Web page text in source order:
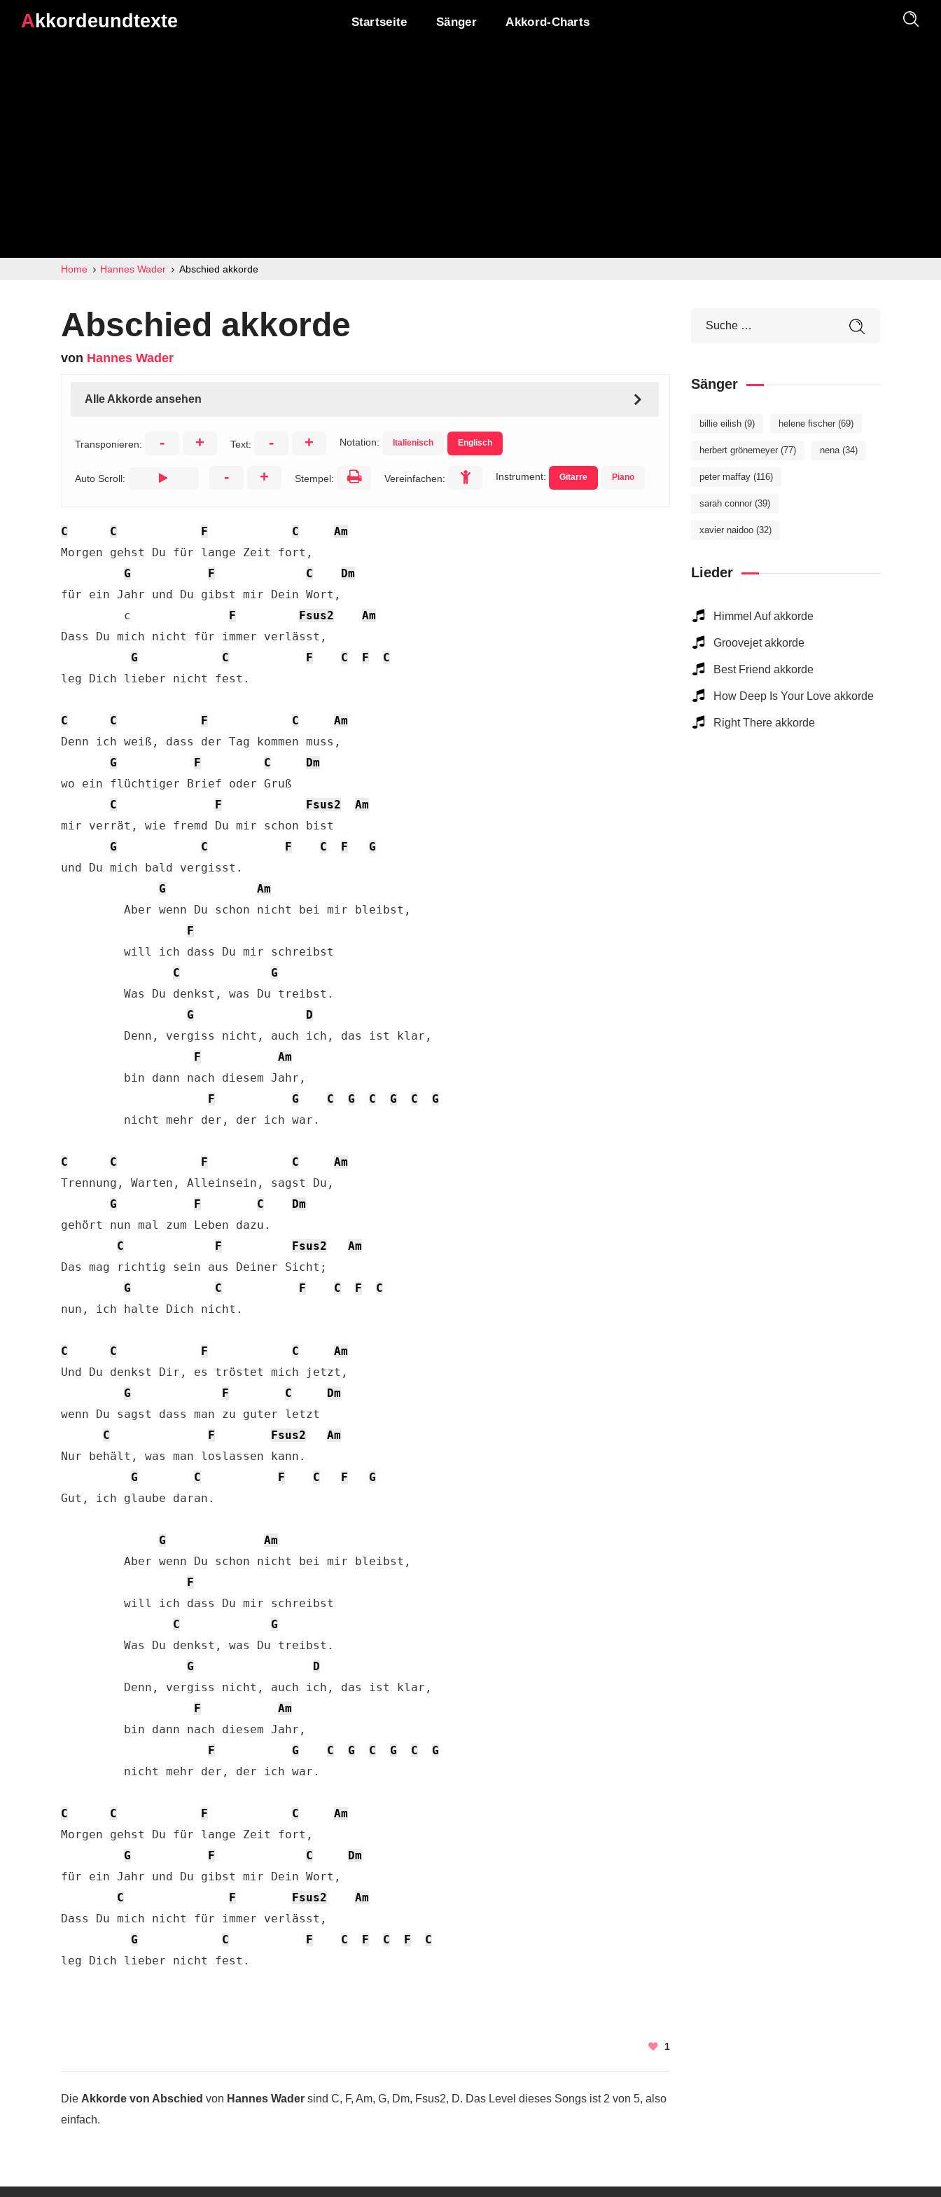
Akkordeundtexte Startseite Sänger Akkord-Charts
Home Hannes Wader Abschied akkorde
Abschied akkorde
von Hannes Wader
Alle Akkorde ansehen
Transponieren: - + Text: - + Notation: Italienisch Englisch
Auto Scroll: - + Stempel: Vereinfachen: Instrument: Gitarre Piano
C C F C
Am
Morgen gehst Du für lange Zeit fort,
G
F C
Dm
für ein Jahr und Du gibst mir Dein Wort,
         c
F Fsus2
Am
Dass Du mich nicht für immer verlässt,
G
C F C F
C
leg Dich lieber nicht fest.
C C F C
Am
Denn ich weiß, dass der Tag kommen muss,
G
F C
Dm
wo ein flüchtiger Brief oder Gruß
C
F Fsus2
Am
mir verrät, wie fremd Du mir schon bist
G
C F C F
G
und Du mich bald vergisst.
G
Am
         Aber wenn Du schon nicht bei mir bleibst,
F
         will ich dass Du mir schreibst
C
G
         Was Du denkst, was Du treibst.
G
D
         Denn, vergiss nicht, auch ich, das ist klar,
F
Am
         bin dann nach diesem Jahr,
F
G C G C G C
G
         nicht mehr der, der ich war.
C C F C
Am
Trennung, Warten, Alleinsein, sagst Du,
G
F C
Dm
gehört nun mal zum Leben dazu.
C
F Fsus2
Am
Das mag richtig sein aus Deiner Sicht;
G
C F C F
C
nun, ich halte Dich nicht.
C C F C
Am
Und Du denkst Dir, es tröstet mich jetzt,
G
F C
Dm
wenn Du sagst dass man zu guter letzt
C
F Fsus2
Am
Nur behält, was man loslassen kann.
G
C F C F
G
Gut, ich glaube daran.
G
Am
         Aber wenn Du schon nicht bei mir bleibst,
F
         will ich dass Du mir schreibst
C
G
         Was Du denkst, was Du treibst.
G
D
         Denn, vergiss nicht, auch ich, das ist klar,
F
Am
         bin dann nach diesem Jahr,
F
G C G C G C
G
         nicht mehr der, der ich war.
C C F C
Am
Morgen gehst Du für lange Zeit fort,
G
F C
Dm
für ein Jahr und Du gibst mir Dein Wort,
C
F Fsus2
Am
Dass Du mich nicht für immer verlässt,
G
C F C F C F
C
leg Dich lieber nicht fest.
1
Die Akkorde von Abschied von Hannes Wader sind C, F, Am, G, Dm, Fsus2, D. Das Level dieses Songs ist 2 von 5, also
einfach.
Sänger
billie eilish (9) helene fischer (69)
herbert grönemeyer (77) nena(34)
peter maffay (116)
sarah connor (39)
xavier naidoo (32)
Lieder
Himmel Auf akkorde
Groovejet akkorde
Best Friend akkorde
How Deep Is Your Love akkorde
Right There akkorde